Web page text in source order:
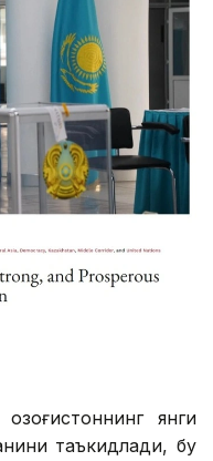
янги
таъкидлади, бу